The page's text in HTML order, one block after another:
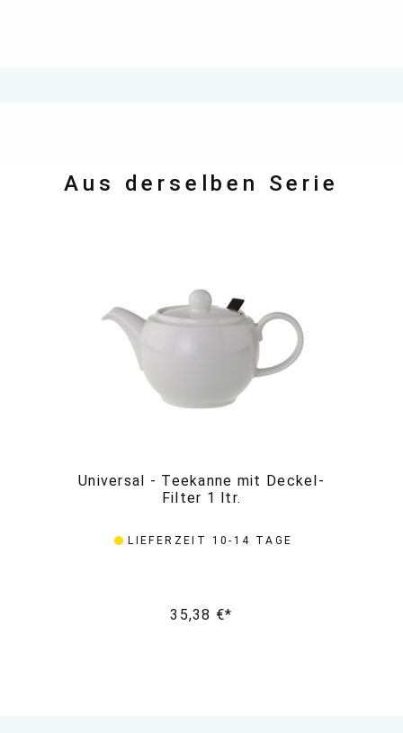
Aus derselben Serie
Universal - Teekanne mit Deckel-
Filter 1 ltr.
LIEFERZEIT 10-14 TAGE
35,38 €*